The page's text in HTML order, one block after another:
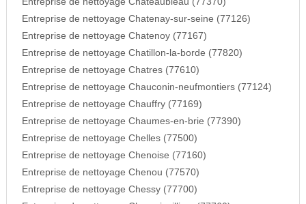
Entreprise de nettoyage Chatenay-sur-seine (77126)
Entreprise de nettoyage Chatenoy (77167)
Entreprise de nettoyage Chatillon-la-borde (77820)
Entreprise de nettoyage Chatres (77610)
Entreprise de nettoyage Chauconin-neufmontiers (77124)
Entreprise de nettoyage Chauffry (77169)
Entreprise de nettoyage Chaumes-en-brie (77390)
Entreprise de nettoyage Chelles (77500)
Entreprise de nettoyage Chenoise (77160)
Entreprise de nettoyage Chenou (77570)
Entreprise de nettoyage Chessy (77700)